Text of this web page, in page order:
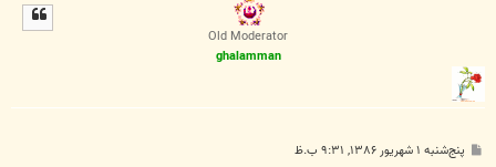
Old Moderator
ghalamman
پ پنج‌شنبه ۱ شهریور ۱۳۸۶, ۹:۳۱ ب.ظ